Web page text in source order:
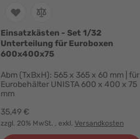
Einsatzkästen - Set 1/32
Unterteilung für Euroboxen
600x400x75
Abm (TxBxH): 565 x 365 x 60 mm | für
Eurobehälter UNISTA 600 x 400 x 75
mm
35,49 €
zzgl. 20% MwSt. , exkl. Versandkosten